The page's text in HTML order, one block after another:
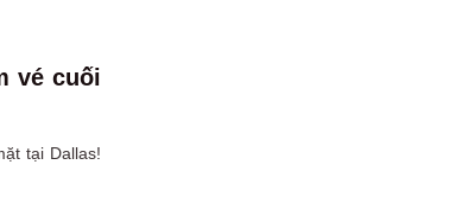
vé cuối
tại Dallas!